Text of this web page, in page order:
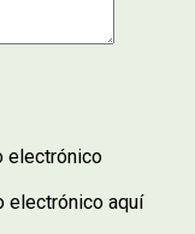
electrónico
electrónico aquí